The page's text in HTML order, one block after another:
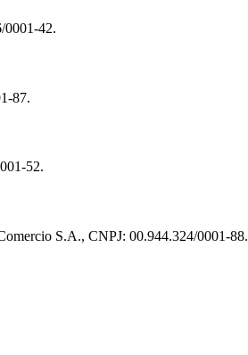
0001-42.
87.
52.
S.A., CNPJ: 00.944.324/0001-88.